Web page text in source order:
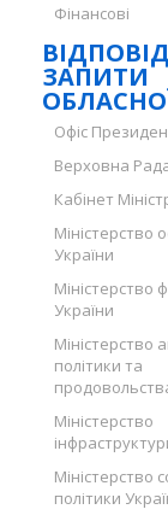
Фінансові
ЗАПИТИ
Офіс
Верховна
Кабінет
Міністерство
України
Міністерство
України
Міністерство
політики та
Міністерство
Міністерство
політики